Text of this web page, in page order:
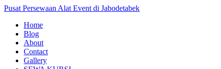
Pusat Persewaan Alat Event di Jabodetabek
Home
Blog
About
Contact
Gallery